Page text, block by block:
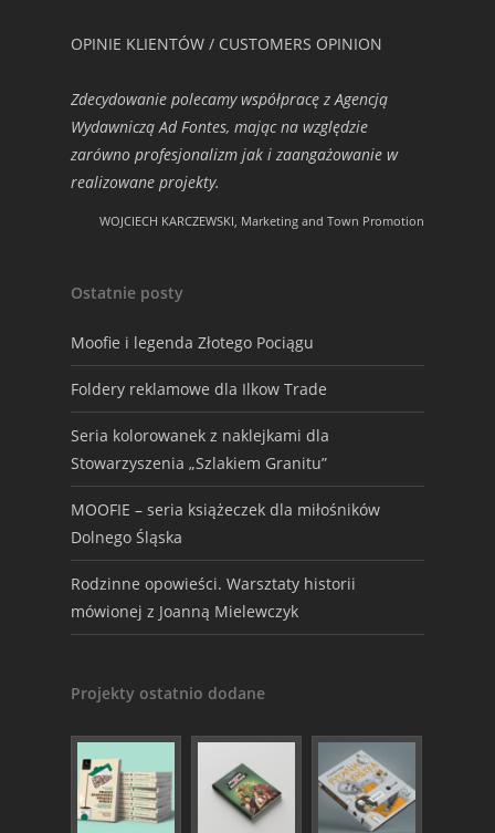
OPINIE KLIENTÓW / CUSTOMERS OPINION
Zdecydowanie polecamy współpracę z Agencją
Wydawniczą Ad Fontes, mając na względzie
zarówno profesjonalizm jak i zaangażowanie w
realizowane projekty.
WOJCIECH KARCZEWSKI, Marketing and Town Promotion
Ostatnie posty
Moofie i legenda Złotego Pociągu
Foldery reklamowe dla Ilkow Trade
Seria kolorowanek z naklejkami dla
Stowarzyszenia „Szlakiem Granitu”
MOOFIE – seria książeczek dla miłośników
Dolnego Śląska
Rodzinne opowieści. Warsztaty historii
mówionej z Joanną Mielewczyk
Projekty ostatnio dodane